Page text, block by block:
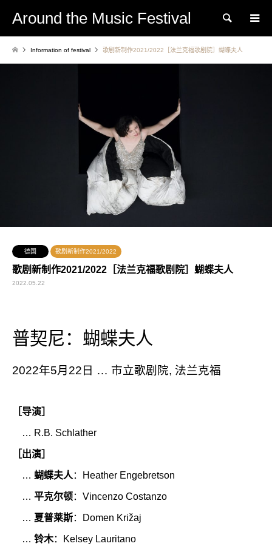
Around the Music Festival Search
Information of festival 歌剧新制作2021/2022［法兰克福歌剧院］蝴蝶夫人
德国 歌剧新制作2021/2022
歌剧新制作2021/2022［法兰克福歌剧院］蝴蝶夫人
2022.05.22
普契尼：蝴蝶夫人
2022年5月22日 … 市立歌剧院, 法兰克福
［导演］
… R.B. Schlather
［出演］
… 蝴蝶夫人 ：Heather Engebretson
… 平克尔顿：Vincenzo Costanzo
… 夏普莱斯：Domen Križaj
… 铃木：Kelsey Lauritano